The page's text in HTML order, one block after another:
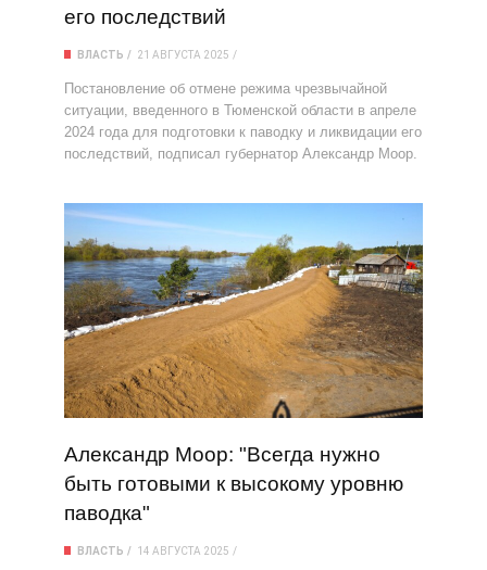
его последствий
ВЛАСТЬ 21 АВГУСТА 2025
Постановление об отмене режима чрезвычайной
ситуации, введенного в Тюменской области в апреле
2024 года для подготовки к паводку и ликвидации его
последствий, подписал губернатор Александр Моор.
Александр Моор: "Всегда нужно
быть готовыми к высокому уровню
паводка"
ВЛАСТЬ 14 АВГУСТА 2025